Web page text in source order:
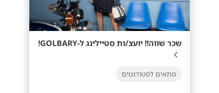
שכר שווה!! יועצ/ות סטיילינג ל-GOLBARY!
מתאים לסטודנטים